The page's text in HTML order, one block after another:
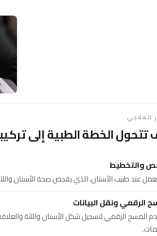
العلاجي
الخطة الطبية إلى
والتخطيط
عند طبيب الأسنان، الذي يفحص صحة الأسنان
الرقمي ونقل البيانات
المسح الرقمي لتسجيل شكل الأسنان واللثة